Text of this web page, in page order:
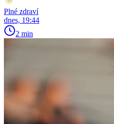
Plné zdraví
dnes, 19:44
2 min